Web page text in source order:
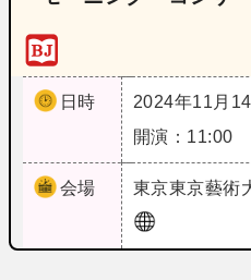
日時
2024年11月14
開演：11:00
会場 東京東京藝術